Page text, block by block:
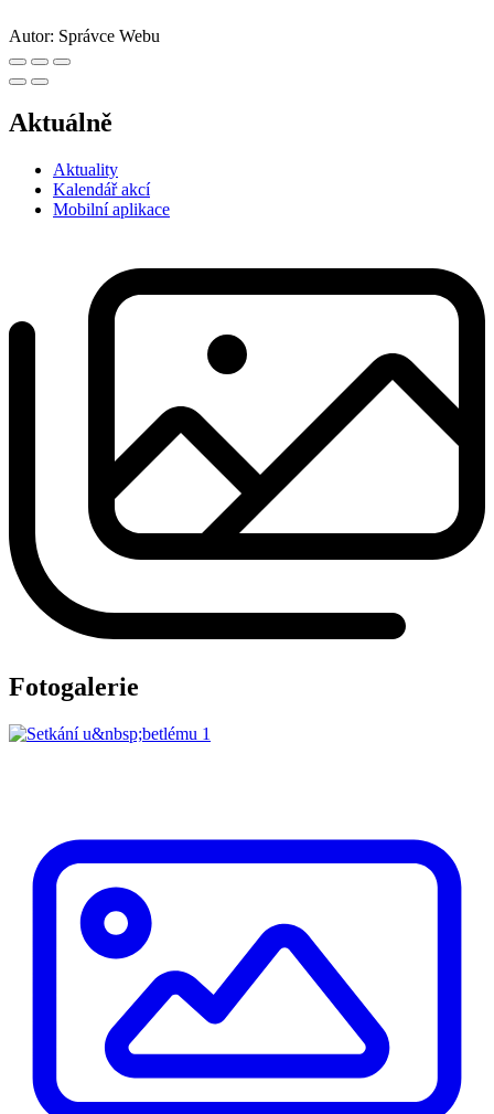
Autor: Správce Webu
Aktuálně
Aktuality
Kalendář akcí
Mobilní aplikace
Fotogalerie